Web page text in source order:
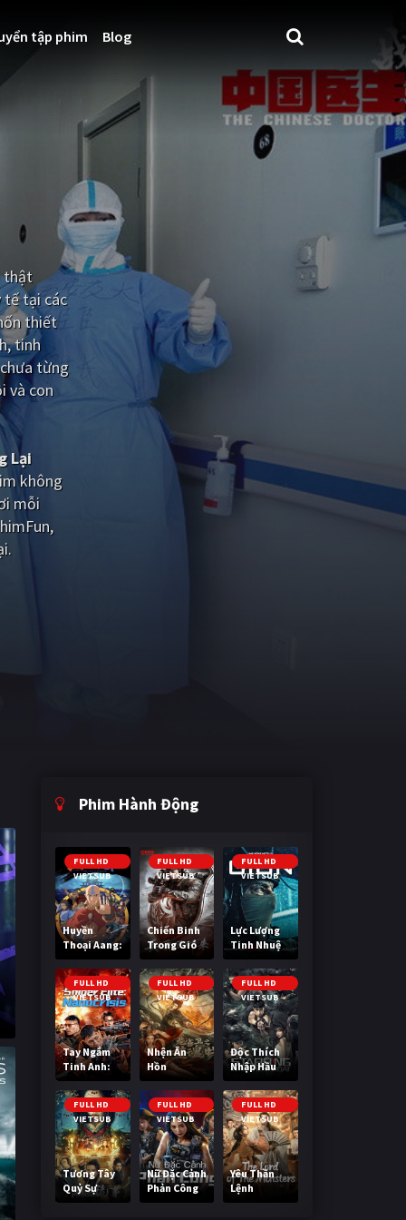
tập phim Blog
thật
tế tại các
thiết
tinh
từng
và con
Lại
không
mỗi
Phim Hành Động
FULL HD
VIETSUB
Huyền
Thoại Aang:
Tiết Khí Sư
Cuối Cùng
FULL HD
VIETSUB
Chiến Binh
Trong Gió
FULL HD
VIETSUB
Lực Lượng
Tinh Nhuệ
FULL HD
VIETSUB
Tay Ngắm
Tinh Anh:
Nguy Cơ
Nano
FULL HD
VIETSUB
Nhện Ăn
Hồn
FULL HD
VIETSUB
Độc Thích
Nhập Hầu
FULL HD
VIETSUB
Tương Tây
Quỷ Sự
FULL HD
VIETSUB
Nữ Đặc Cảnh
Phản Công
FULL HD
VIETSUB
Yêu Thần
Lệnh